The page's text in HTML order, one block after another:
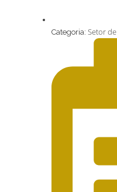
Categoria:Setor